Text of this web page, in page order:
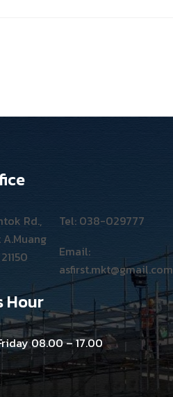
Rd.,
Tel: 038-029777
Email:
asfirst.mkt@gmail.com
Hour
08.00 – 17.00